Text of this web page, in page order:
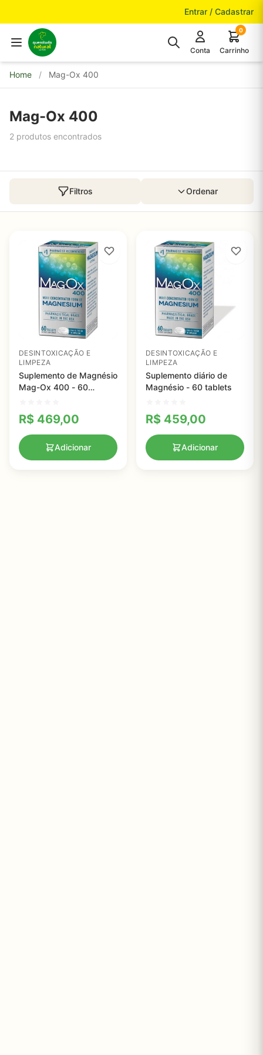
Entrar / Cadastrar
Conta
0
Carrinho
Home / Mag-Ox 400
Mag-Ox 400
2 produtos encontrados
Filtros Ordenar
DESINTOXICAÇÃO E
LIMPEZA
Suplemento de Magnésio
Mag-Ox 400 - 60
R$ 469,00
Adicionar
DESINTOXICAÇÃO E
LIMPEZA
Suplemento diário de
Magnésio - 60 tablets
R$ 459,00
Adicionar